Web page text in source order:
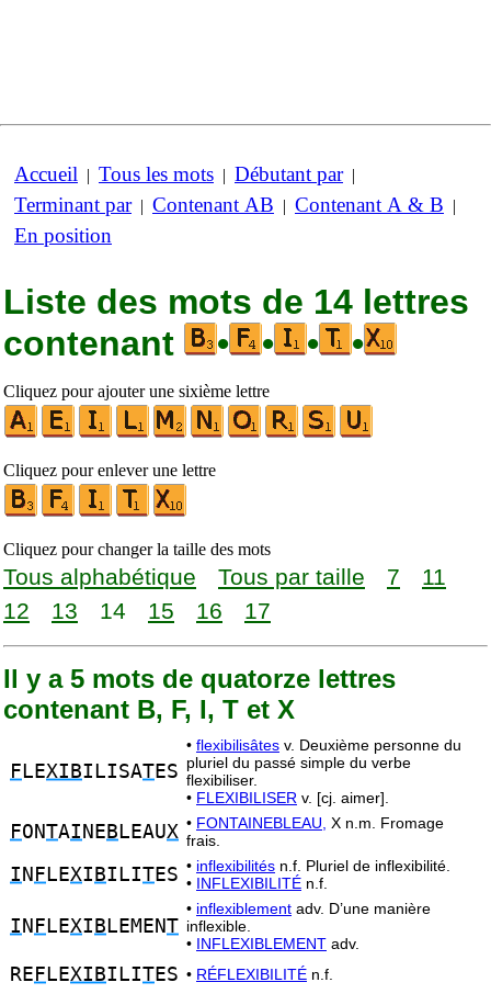
Accueil | Tous les mots | Débutant par|
Terminant par| Contenant AB | Contenant A & B |
En position
Liste des mots de 14 lettres
contenant
• • • •
Cliquez pour ajouter une sixième lettre
Cliquez pour enlever une lettre
Cliquez pour changer la taille des mots
Tous alphabétique Tous par taille 7
11
12
13 14 15 16 17
Il y a 5 mots de quatorze lettres
contenant B, F, I, T et X
F LEXIBILISATES
• flexibilisâtes v. Deuxième personne du
pluriel du passé simple du verbe
flexibiliser.
• FLEXIBILISER v. [cj. aimer].
FONTAI NE B LEAUX • FONTAINEBLEAU, X n.m. Fromage
frais.
I N F LEXI BILITES • inflexibilités n.f. Pluriel de inflexibilité.
• INFLEXIBILITÉ n.f.
I N F LEXI B LEMENT
• inflexiblement adv. D’une manière
inflexible.
• INFLEXIBLEMENT adv.
RE F LEXIBILITES • RÉFLEXIBILITÉ n.f.